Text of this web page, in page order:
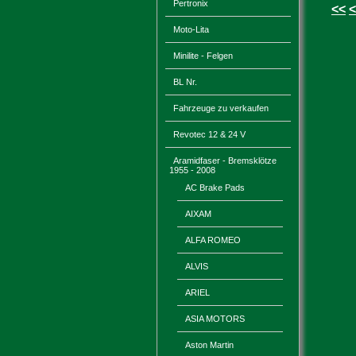
<< <
Pertronix
Moto-Lita
Minilite - Felgen
BL Nr.
Fahrzeuge zu verkaufen
Revotec 12 & 24 V
Aramidfaser - Bremsklötze
1955 - 2008
AC Brake Pads
AIXAM
ALFA ROMEO
ALVIS
ARIEL
ASIA MOTORS
Aston Martin